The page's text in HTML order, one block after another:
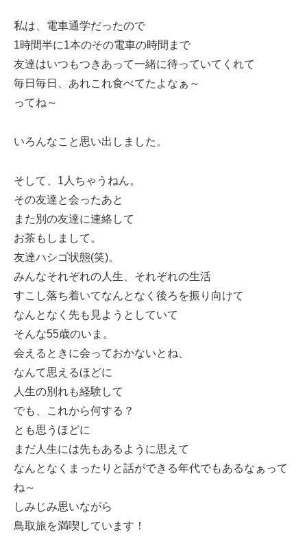
私は、電車通学だったので
1時間半に1本のその電車の時間まで
友達はいつもつきあって一緒に待っていてくれて
毎日毎日、あれこれ食べてたよなぁ～
ってね～
いろんなこと思い出しました。
そして、1人ちゃうねん。
その友達と会ったあと
また別の友達に連絡して
お茶もしまして。
友達ハシゴ状態(笑)。
みんなそれぞれの人生、それぞれの生活
すこし落ち着いてなんとなく後ろを振り向けて
なんとなく先も見ようとしていて
そんな55歳のいま。
会えるときに会っておかないとね、
なんて思えるほどに
人生の別れも経験して
でも、これから何する？
とも思うほどに
まだ人生には先もあるように思えて
なんとなくまったりと話ができる年代でもあるなぁって
ね～
しみじみ思いながら
鳥取旅を満喫しています！